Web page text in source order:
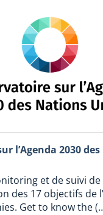
l’Agenda 2030
et de suivi de
des 17 objectifs de
Get to know the